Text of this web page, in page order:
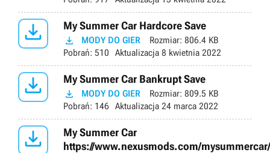
 My Summer Car Hardcore Save
 MODY DO GIER Rozmiar: 806.4 KB
Pobrań: 510 Aktualizacja 8 kwietnia 2022
 My Summer Car Bankrupt Save
 MODY DO GIER Rozmiar: 809.5 KB
Pobrań: 146 Aktualizacja 24 marca 2022

My Summer Car
https://www.nexusmods.com/